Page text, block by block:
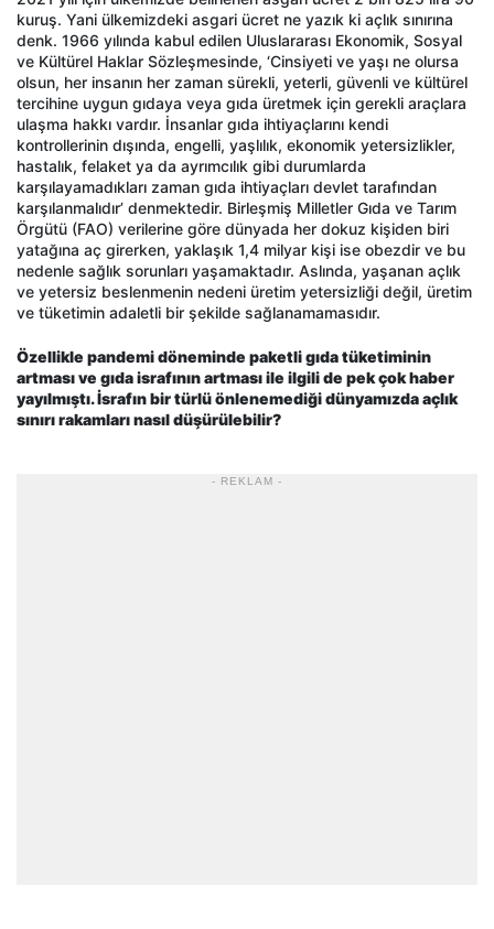
kuruş. Yani ülkemizdeki asgari ücret ne yazık ki açlık sınırına
denk. 1966 yılında kabul edilen Uluslararası Ekonomik, Sosyal
ve Kültürel Haklar Sözleşmesinde, ‘Cinsiyeti ve yaşı ne olursa
olsun, her insanın her zaman sürekli, yeterli, güvenli ve kültürel
tercihine uygun gıdaya veya gıda üretmek için gerekli araçlara
ulaşma hakkı vardır. İnsanlar gıda ihtiyaçlarını kendi
kontrollerinin dışında, engelli, yaşlılık, ekonomik yetersizlikler,
hastalık, felaket ya da ayrımcılık gibi durumlarda
karşılayamadıkları zaman gıda ihtiyaçları devlet tarafından
karşılanmalıdır’ denmektedir. Birleşmiş Milletler Gıda ve Tarım
Örgütü (FAO) verilerine göre dünyada her dokuz kişiden biri
yatağına aç girerken, yaklaşık 1,4 milyar kişi ise obezdir ve bu
nedenle sağlık sorunları yaşamaktadır. Aslında, yaşanan açlık
ve yetersiz beslenmenin nedeni üretim yetersizliği değil, üretim
ve tüketimin adaletli bir şekilde sağlanamamasıdır.
Özellikle pandemi döneminde paketli gıda tüketiminin
artması ve gıda israfının artması ile ilgili de pek çok haber
yayılmıştı. İsrafın bir türlü önlenemediği dünyamızda açlık
sınırı rakamları nasıl düşürülebilir?
- REKLAM -